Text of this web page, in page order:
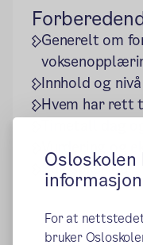
For at
bruker
Generelt om
Innhold og nivå
Hvem har rett
Slik søker du